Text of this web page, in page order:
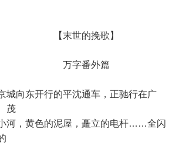
的挽歌】
外篇
向东开行的平沈通车，正驰行在广
茂
河，黄色的泥屋，矗立的电杆……全闪